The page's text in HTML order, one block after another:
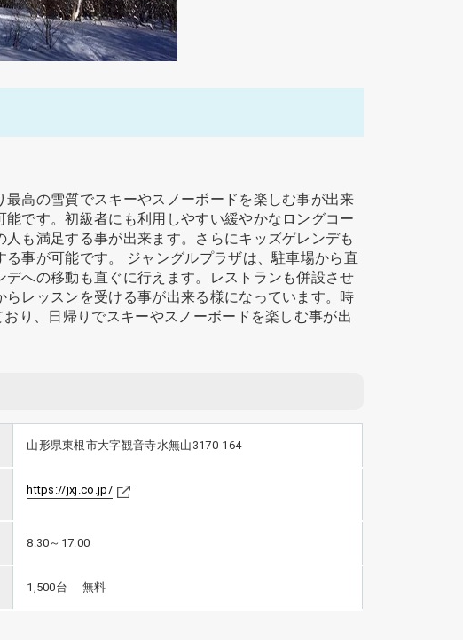
高の雪質でスキーやスノーボードを楽しむ事が出来
です。初級者にも利用しやすい緩やかなロングコー
も満足する事が出来ます。さらにキッズゲレンデも
事が可能です。 ジャングルプラザは、駐車場から直
への移動も直ぐに行えます。レストランも併設させ
レッスンを受ける事が出来る様になっています。時
り、日帰りでスキーやスノーボードを楽しむ事が出
山形県東根市大字観音寺水無山3170-164
https://jxj.co.jp/
8:30～17:00
1,500台 無料